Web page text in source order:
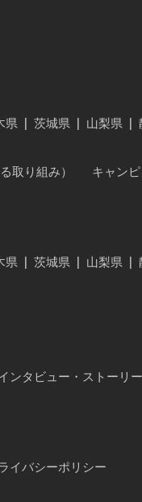
県 茨城県 山梨県
取り組み）
キャン
県 茨城県 山梨県
ンタビュー・ストーリー
イバシーポリシー